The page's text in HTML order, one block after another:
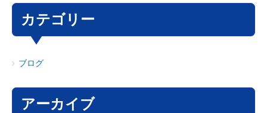
カテゴリー
ブログ
アーカイブ